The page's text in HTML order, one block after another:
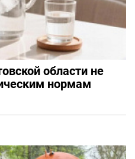
области не
нормам